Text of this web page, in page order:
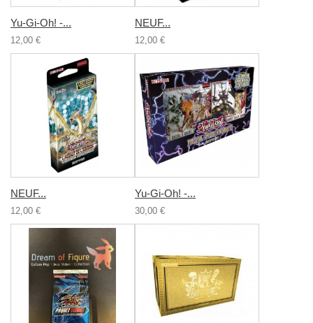
Yu-Gi-Oh! -...
12,00 €
NEUF...
12,00 €
NEUF...
12,00 €
Yu-Gi-Oh! -...
30,00 €